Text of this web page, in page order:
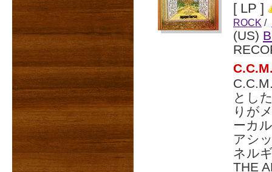
[ LP ]
ROCK /
(US)
とし
りが
ーカ
アシ
ネル
THE